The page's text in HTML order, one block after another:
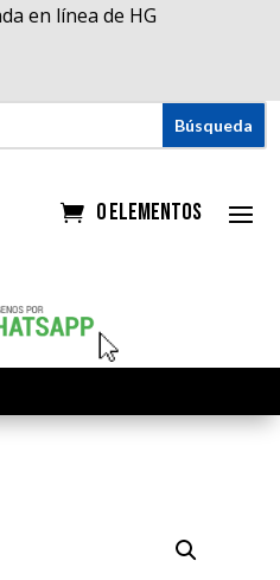
en línea de HG
0 elementos